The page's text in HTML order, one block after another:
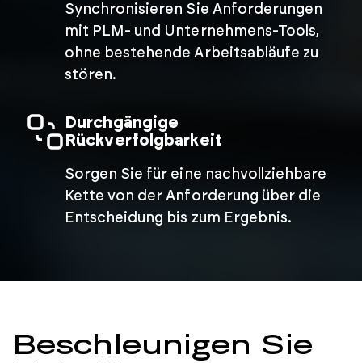
Synchronisieren Sie Anforderungen
mit PLM- und Unternehmens-Tools,
ohne bestehende Arbeitsabläufe zu
stören.
Durchgängige
Rückverfolgbarkeit
Sorgen Sie für eine nachvollziehbare
Kette von der Anforderung über die
Entscheidung bis zum Ergebnis.
Beschleunigen Sie